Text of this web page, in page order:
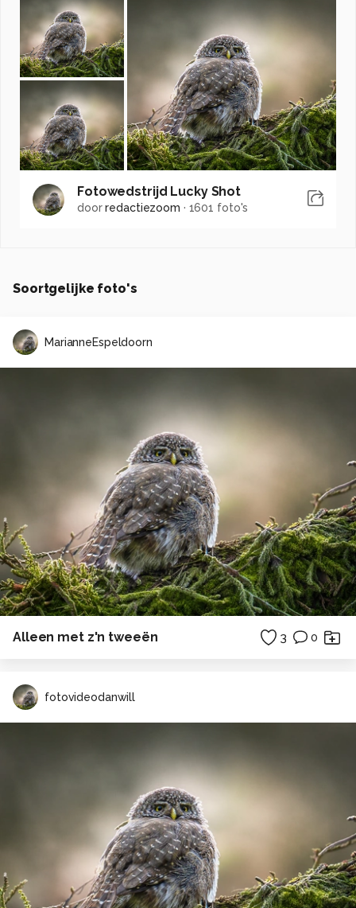
Fotowedstrijd Lucky Shot
doorredactiezoom · 1601 foto's
Soortgelijke foto's
MarianneEspeldoorn
Alleen met z'n tweeën 3 0
fotovideodanwill